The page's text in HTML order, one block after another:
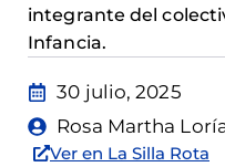
integrante del
Infancia.
30 julio, 2025
Rosa Martha
Ver en La Silla Rota